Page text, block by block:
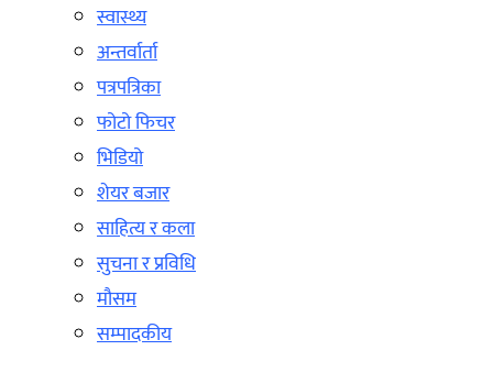
स्वास्थ्य
अन्तर्वार्ता
पत्रपत्रिका
फोटो फिचर
भिडियो
शेयर बजार
साहित्य र कला
सुचना र प्रविधि
मौसम
सम्पादकीय